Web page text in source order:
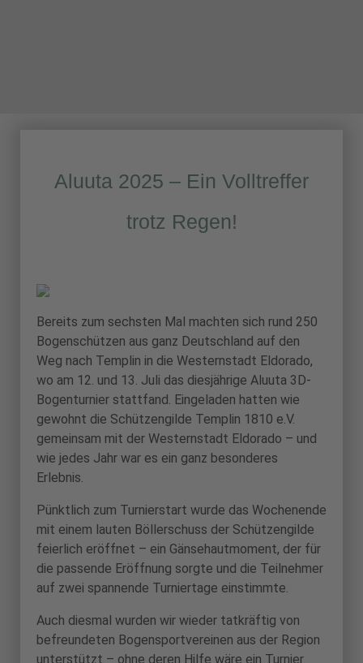
Aluuta 2025 – Ein Volltreffer
trotz Regen!
Bereits zum sechsten Mal machten sich rund 250
Bogenschützen aus ganz Deutschland auf den
Weg nach Templin in die Westernstadt Eldorado,
wo am 12. und 13. Juli das diesjährige Aluuta 3D-
Bogenturnier stattfand. Eingeladen hatten wie
gewohnt die Schützengilde Templin 1810 e.V.
gemeinsam mit der Westernstadt Eldorado – und
wie jedes Jahr war es ein ganz besonderes
Erlebnis.
Pünktlich zum Turnierstart wurde das Wochenende
mit einem lauten Böllerschuss der Schützengilde
feierlich eröffnet – ein Gänsehautmoment, der für
die passende Eröffnung sorgte und die Teilnehmer
auf zwei spannende Turniertage einstimmte.
Auch diesmal wurden wir wieder tatkräftig von
befreundeten Bogensportvereinen aus der Region
unterstützt – ohne deren Hilfe wäre ein Turnier